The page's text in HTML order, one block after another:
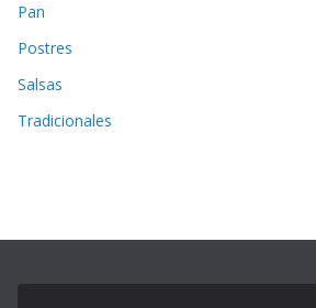
Pan
Postres
Salsas
Tradicionales